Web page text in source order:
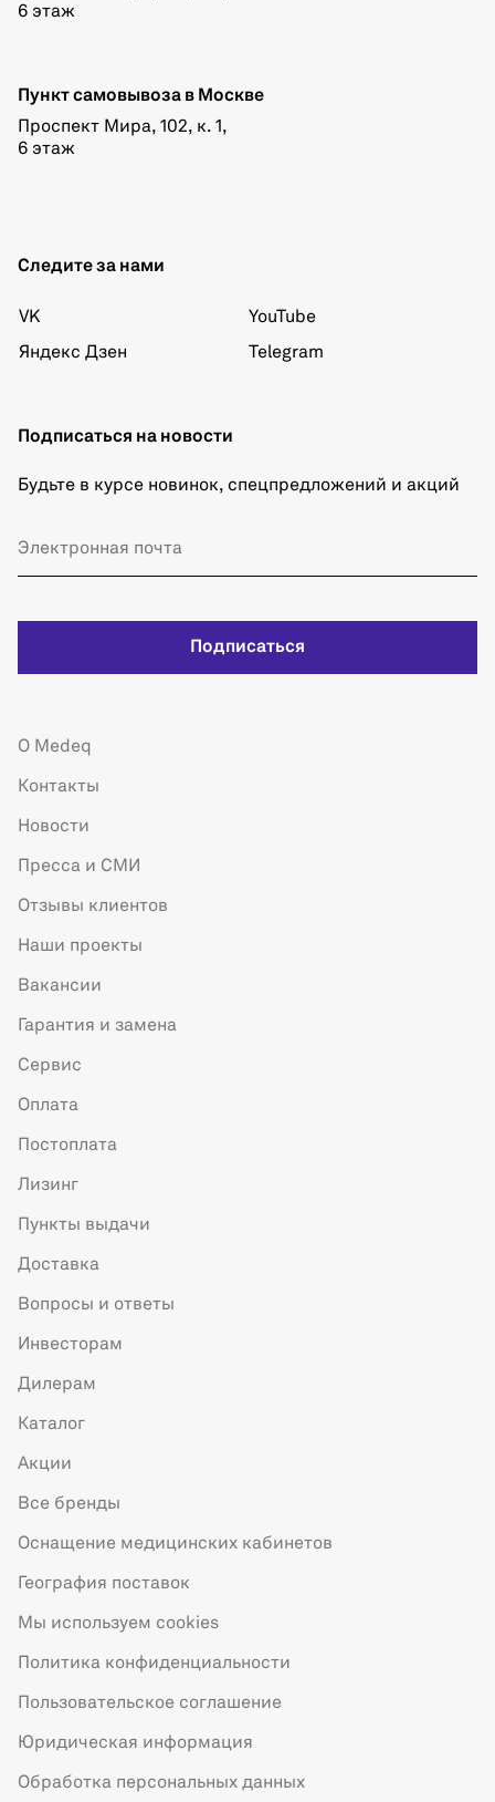
6 этаж
Пункт самовывоза в Москве
Проспект Мира, 102, к. 1,
6 этаж
Следите за нами
VK
Яндекс Дзен
YouTube
Telegram
Подписаться на новости
Будьте в курсе новинок, спецпредложений и акций
Подписаться
О Medeq
Контакты
Новости
Пресса и СМИ
Отзывы клиентов
Наши проекты
Вакансии
Гарантия и замена
Сервис
Оплата
Постоплата
Лизинг
Пункты выдачи
Доставка
Вопросы и ответы
Инвесторам
Дилерам
Каталог
Акции
Все бренды
Оснащение медицинских кабинетов
География поставок
Мы используем cookies
Политика конфиденциальности
Пользовательское соглашение
Юридическая информация
Обработка персональных данных